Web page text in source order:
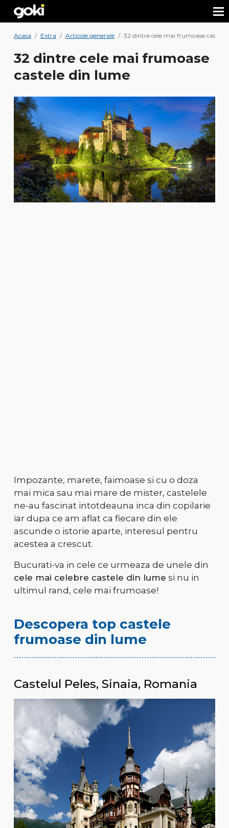
Acasa / Extra / Articole generale / 32 dintre cele mai frumoase castele
32 dintre cele mai frumoase
castele din lume
Impozante, marete, faimoase si cu o doza
mai mica sau mai mare de mister, castelele
ne-au fascinat intotdeauna inca din copilarie
iar dupa ce am aflat ca fiecare din ele
ascunde o istorie aparte, interesul pentru
acestea a crescut.
Bucurati-va in cele ce urmeaza de unele din
cele mai celebre castele din lume si nu in
ultimul rand, cele mai frumoase!
Descopera top castele
frumoase din lume
Castelul Peles, Sinaia, Romania